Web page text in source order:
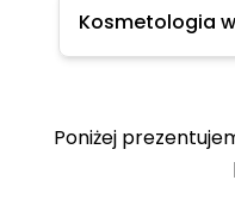
Kosmetologia
Poniżej